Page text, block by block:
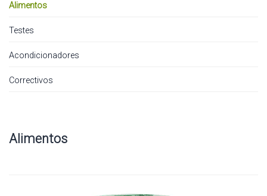
Alimentos
Testes
Acondicionadores
Correctivos
Alimentos